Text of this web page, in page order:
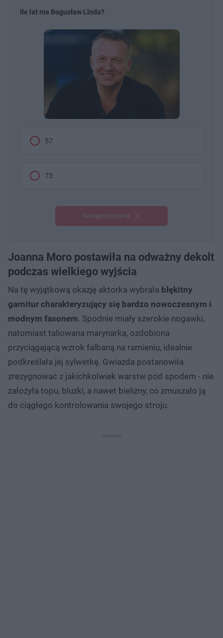
Ile lat ma Bogusław Linda?
57
73
Następne pytanie
Joanna Moro postawiła na odważny dekolt
podczas wielkiego wyjścia
Na tę wyjątkową okazję aktorka wybrała błękitny
garnitur charakteryzujący się bardzo nowoczesnym i
modnym fasonem. Spodnie miały szerokie nogawki,
natomiast taliowana marynarka, ozdobiona
przyciągającą wzrok falbaną na ramieniu, idealnie
podkreślała jej sylwetkę. Gwiazda postanowiła
zrezygnować z jakichkolwiek warstw pod spodem - nie
założyła topu, bluzki, a nawet bielizny, co zmuszało ją
do ciągłego kontrolowania swojego stroju.